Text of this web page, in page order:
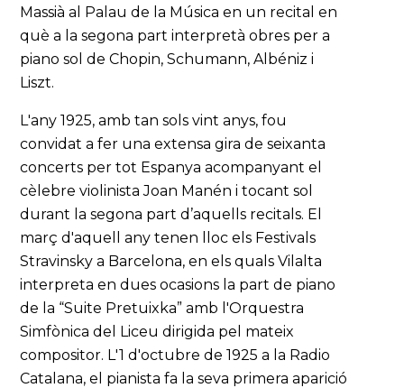
Massià al Palau de la Música en un recital en
què a la segona part interpretà obres per a
piano sol de Chopin, Schumann, Albéniz i
Liszt.
L'any 1925, amb tan sols vint anys, fou
convidat a fer una extensa gira de seixanta
concerts per tot Espanya acompanyant el
cèlebre violinista Joan Manén i tocant sol
durant la segona part d’aquells recitals. El
març d'aquell any tenen lloc els Festivals
Stravinsky a Barcelona, en els quals Vilalta
interpreta en dues ocasions la part de piano
de la “Suite Pretuixka” amb l'Orquestra
Simfònica del Liceu dirigida pel mateix
compositor. L'1 d'octubre de 1925 a la Radio
Catalana, el pianista fa la seva primera aparició